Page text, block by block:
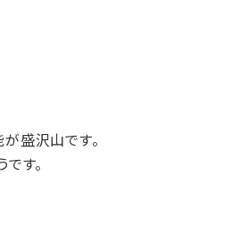
盛沢山です。
す。